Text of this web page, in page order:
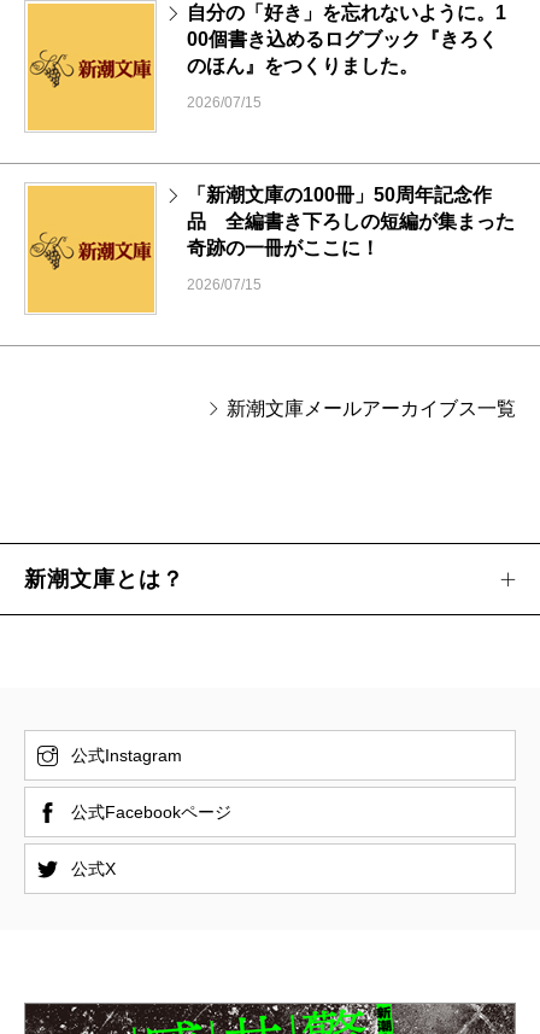
自分の「好き」を忘れないように。1
00個書き込めるログブック『きろく
のほん』をつくりました。
2026/07/15
「新潮文庫の100冊」50周年記念作
品 全編書き下ろしの短編が集まった
奇跡の一冊がここに！
2026/07/15
新潮文庫メールアーカイブス一覧
新潮文庫とは？
公式Instagram
公式Facebookページ
公式X